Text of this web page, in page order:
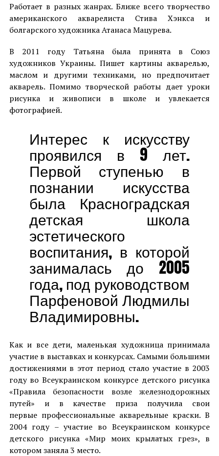
Работает в разных жанрах. Ближе всего творчество
американского акварелиста Стива Хэнкса и
болгарского художника Атанаса Мацурева.
В 2011 году Татьяна была принята в Союз
художников Украины. Пишет картины акварелью,
маслом и другими техниками, но предпочитает
акварель. Помимо творческой работы дает уроки
рисунка и живописи в школе и увлекается
фотографией.
Интерес к искусству
проявился в 9 лет.
Первой ступенью в
познании искусства
была Красноградская
детская школа
эстетического
воспитания, в которой
занималась до 2005
года, под руководством
Парфеновой Людмилы
Владимировны.
Как и все дети, маленькая художница принимала
участие в выставках и конкурсах. Самыми большими
достижениями в этот период стало участие в 2003
году во Всеукраинском конкурсе детского рисунка
«Правила безопасности возле железнодорожных
путей» и в качестве приза получила свои
первые профессиональные акварельные краски. В
2004 году – участие во Всеукраинском конкурсе
детского рисунка «Мир моих крылатых грез», в
котором заняла 3 место.